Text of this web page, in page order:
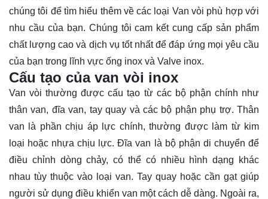
chúng tôi để tìm hiểu thêm về các loại Van vòi phù hợp với
nhu cầu của bạn. Chúng tôi cam kết cung cấp sản phẩm
chất lượng cao và dịch vụ tốt nhất để đáp ứng mọi yêu cầu
của bạn trong lĩnh vực ống inox và Valve inox.
Cấu tạo của van vòi inox
Van vòi thường được cấu tạo từ các bộ phận chính như
thân van, đĩa van, tay quay và các bộ phận phụ trợ. Thân
van là phần chịu áp lực chính, thường được làm từ kim
loại hoặc nhựa chịu lực. Đĩa van là bộ phận di chuyển để
điều chỉnh dòng chảy, có thể có nhiều hình dạng khác
nhau tùy thuộc vào loại van. Tay quay hoặc cần gạt giúp
người sử dụng điều khiển van một cách dễ dàng. Ngoài ra,